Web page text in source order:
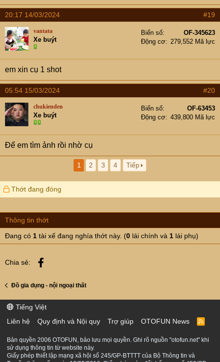
20:17 14/03/2024 #19
vantata
Xe buýt
Biển số
OF-345623
Động cơ
279,552 Mã lực
em xin cụ 1 shot
05:54 15/03/2024 #20
chukienden
Xe buýt
Biển số
OF-63453
Động cơ
439,800 Mã lực
Để em tìm ảnh rồi nhờ cụ
1 2 3 4 Tiếp
Thớt đang đóng
Thông tin thớt
Đang có 1 tài xế đang nghía thớt này. (0 lái chính và 1 lái phụ)
Chia sẻ:
Đồ gia dụng - nội ngoại thất
Tiếng Việt
Liên hệ
Quy định và Nội quy Trợ giúp OTOFUN News
R
S
Bản quyền 2006 OTOFUN, bảo lưu mọi quyền. Ghi rõ nguồn "otofun.net" khi
sử dụng thông tin từ website này.
Giấy phép thiết lập mạng xã hội số 245/GP-BTTTT của Bộ Thông tin và